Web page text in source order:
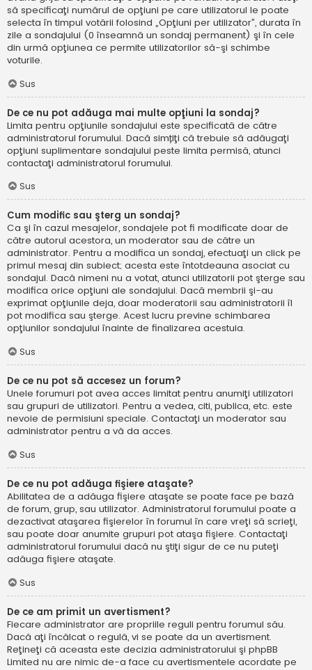
să specificaţi numărul de opţiuni pe care utilizatorul le poate
selecta în timpul votării folosind „Opţiuni per utilizator”, durata în
zile a sondajului (0 înseamnă un sondaj permanent) şi în cele
din urmă opţiunea ce permite utilizatorilor să-şi schimbe
voturile.
Sus
De ce nu pot adăuga mai multe opţiuni la sondaj?
Limita pentru opţiunile sondajului este specificată de către
administratorul forumului. Dacă simțiţi că trebuie să adăugaţi
opţiuni suplimentare sondajului peste limita permisă, atunci
contactaţi administratorul forumului.
Sus
Cum modific sau şterg un sondaj?
Ca şi în cazul mesajelor, sondajele pot fi modificate doar de
către autorul acestora, un moderator sau de către un
administrator. Pentru a modifica un sondaj, efectuaţi un click pe
primul mesaj din subiect; acesta este întotdeauna asociat cu
sondajul. Dacă nimeni nu a votat, atunci utilizatorii pot şterge sau
modifica orice opţiuni ale sondajului. Dacă membrii şi-au
exprimat opţiunile deja, doar moderatorii sau administratorii îl
pot modifica sau şterge. Acest lucru previne schimbarea
opţiunilor sondajului înainte de finalizarea acestuia.
Sus
De ce nu pot să accesez un forum?
Unele forumuri pot avea acces limitat pentru anumiţi utilizatori
sau grupuri de utilizatori. Pentru a vedea, citi, publica, etc. este
nevoie de permisiuni speciale. Contactaţi un moderator sau
administrator pentru a vă da acces.
Sus
De ce nu pot adăuga fişiere ataşate?
Abilitatea de a adăuga fişiere ataşate se poate face pe bază
de forum, grup, sau utilizator. Administratorul forumului poate a
dezactivat ataşarea fişierelor în forumul în care vreţi să scrieţi,
sau poate doar anumite grupuri pot ataşa fişiere. Contactaţi
administratorul forumului dacă nu ştiţi sigur de ce nu puteţi
adăuga fişiere ataşate.
Sus
De ce am primit un avertisment?
Fiecare administrator are propriile reguli pentru forumul său.
Dacă aţi încălcat o regulă, vi se poate da un avertisment.
Reţineţi că aceasta este decizia administratorului şi phpBB
Limited nu are nimic de-a face cu avertismentele acordate pe